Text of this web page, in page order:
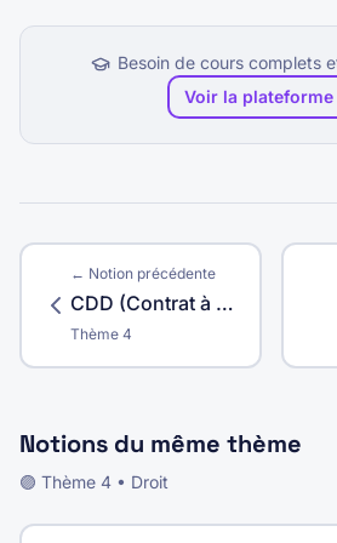
Besoin de cours complets
Voir la plateforme
← Notion précédente
CDD (Contrat à Durée Déterminée)
Thème 4
Notions du même thème
🟣 Thème 4 • Droit